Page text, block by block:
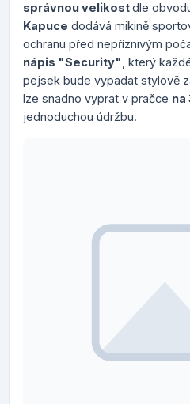
správnou velikostdle
Kapuce dodává mikině
ochranu před nepříznivým
nápis "Security" , který
pejsek bude vypadat stylově
lze snadno vyprat v pračce na
jednoduchou údržbu.